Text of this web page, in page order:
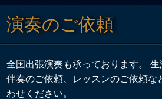
演奏のご依頼
全国出張演奏も承っております。 生
伴奏のご依頼、レッスンのご依頼な
わせください。